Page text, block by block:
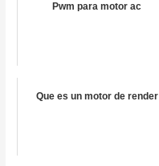
Pwm para motor ac
Que es un motor de render